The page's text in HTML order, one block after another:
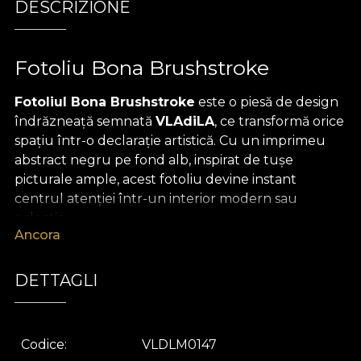
DESCRIZIONE
Fotoliu Bona Brushstroke
Fotoliul Bona Brushstroke este o piesă de design
îndrăzneață semnată VLAdiLA, ce transformă orice
spațiu într-o declarație artistică. Cu un imprimeu
abstract negru pe fond alb, inspirat de tușe
picturale ample, acest fotoliu devine instant
centrul atenției într-un interior modern sau
eclectic.
elegant, oferă un contrast perfect între tradiție și
expresivitate contemporană. Tapițeria textilă
suprem, în timp ce estetica vizuală adaugă o notă
Ancora
DETTAGLI
Codice VLDLM0147